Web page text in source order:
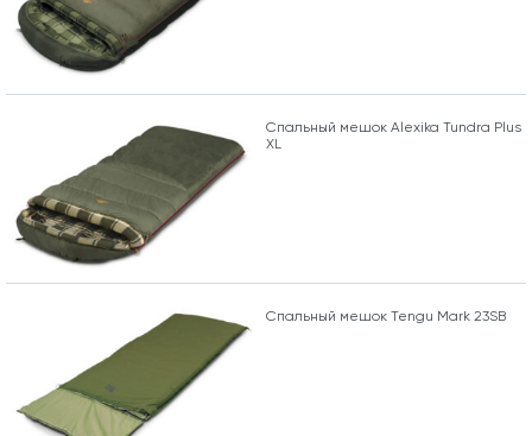
Спальный мешок Alexika Tundra Plus
XL
Спальный мешок Tengu Mark 23SB